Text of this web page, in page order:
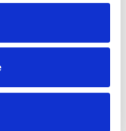
er en
størrelse. Ved meget
rundt, ved lidt større
man helt selv.
være 49 x 59 cm da
5 cm til i hver side.